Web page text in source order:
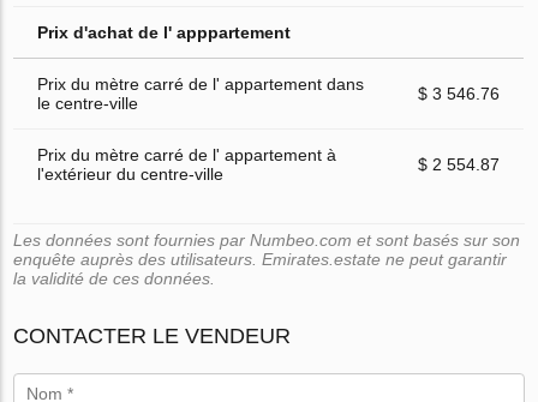
Prix d'achat de l' apppartement
Prix du mètre carré de l' appartement dans
le centre-ville
$ 3 546.76
Prix du mètre carré de l' appartement à
l'extérieur du centre-ville
$ 2 554.87
Les données sont fournies par Numbeo.com et sont basés sur son
enquête auprès des utilisateurs. Emirates.estate ne peut garantir
la validité de ces données.
CONTACTER LE VENDEUR